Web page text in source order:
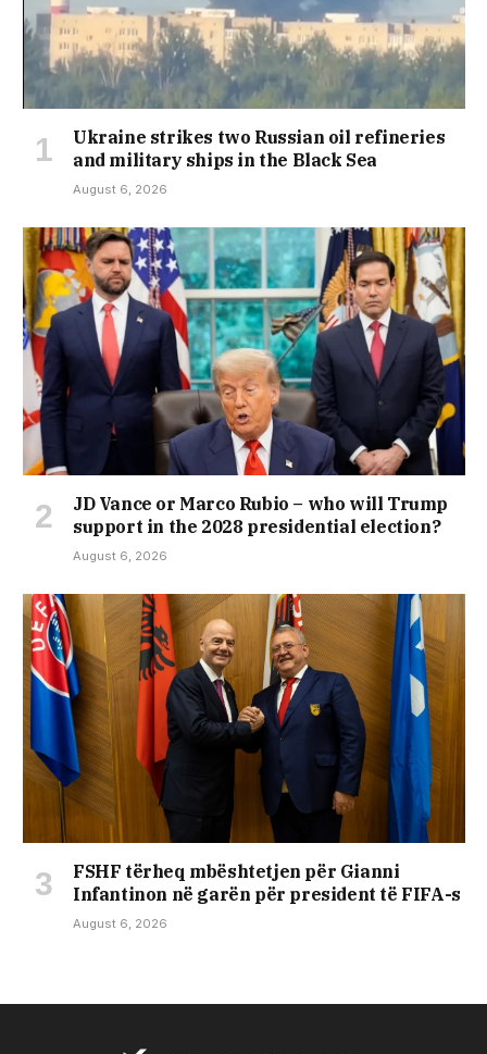
Ukraine strikes two Russian oil refineries
and military ships in the Black Sea
August 6, 2026
JD Vance or Marco Rubio – who will Trump
support in the 2028 presidential election?
August 6, 2026
FSHF tërheq mbështetjen për Gianni
Infantinon në garën për president të FIFA-s
August 6, 2026